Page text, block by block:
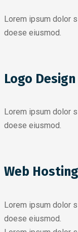
Lorem ipsum dolor
doese eiusmod.
Logo Design
Lorem ipsum dolor
doese eiusmod.
Web Hosting
Lorem ipsum dolor
doese eiusmod.